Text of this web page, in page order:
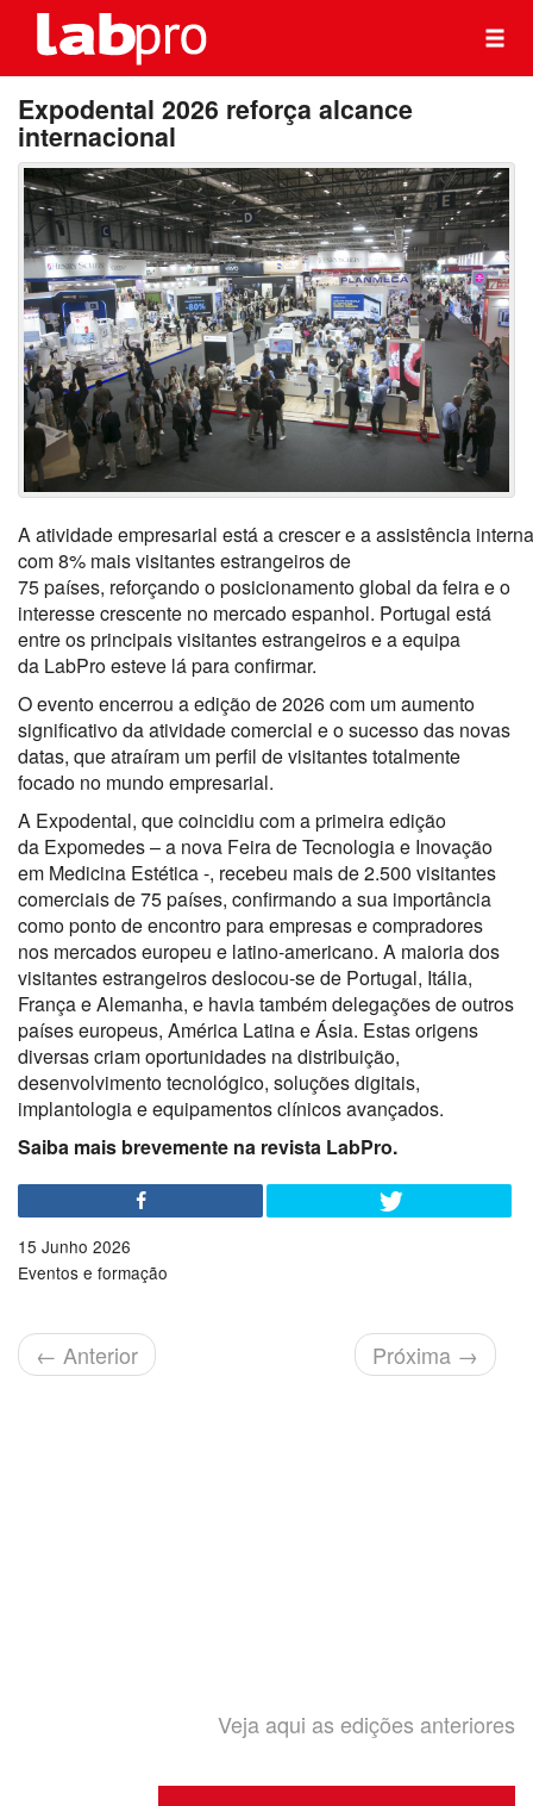
Expodental 2026 reforça alcance
internacional
A atividade empresarial está a crescer e a assistência
com 8% mais visitantes estrangeiros de
75 países, reforçando o posicionamento global da feira e o
interesse crescente no mercado espanhol. Portugal está
entre os principais visitantes estrangeiros e a equipa
da LabPro esteve lá para confirmar.
O evento encerrou a edição de 2026 com um aumento
significativo da atividade comercial e o sucesso das novas
datas, que atraíram um perfil de visitantes totalmente
focado no mundo empresarial.
A Expodental, que coincidiu com a primeira edição
da Expomedes – a nova Feira de Tecnologia e Inovação
em Medicina Estética -, recebeu mais de 2.500 visitantes
comerciais de 75 países, confirmando a sua importância
como ponto de encontro para empresas e compradores
nos mercados europeu e latino-americano. A maioria dos
visitantes estrangeiros deslocou-se de Portugal, Itália,
França e Alemanha, e havia também delegações de outros
países europeus, América Latina e Ásia. Estas origens
diversas criam oportunidades na distribuição,
desenvolvimento tecnológico, soluções digitais,
implantologia e equipamentos clínicos avançados.
Saiba mais brevemente na revista LabPro.
15 Junho 2026
Eventos e formação
← Anterior Próxima →
Veja aqui as edições anteriores